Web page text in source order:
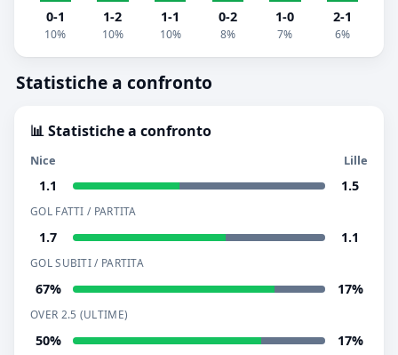
0-1
10%
1-2
10%
1-1
10%
0-2
8%
1-0
7%
2-1
6%
Statistiche a confronto
📊 Statistiche a confronto
Nice Lille
1.1 1.5
GOL FATTI / PARTITA
1.7 1.1
GOL SUBITI / PARTITA
67% 17%
OVER 2.5 (ULTIME)
50% 17%